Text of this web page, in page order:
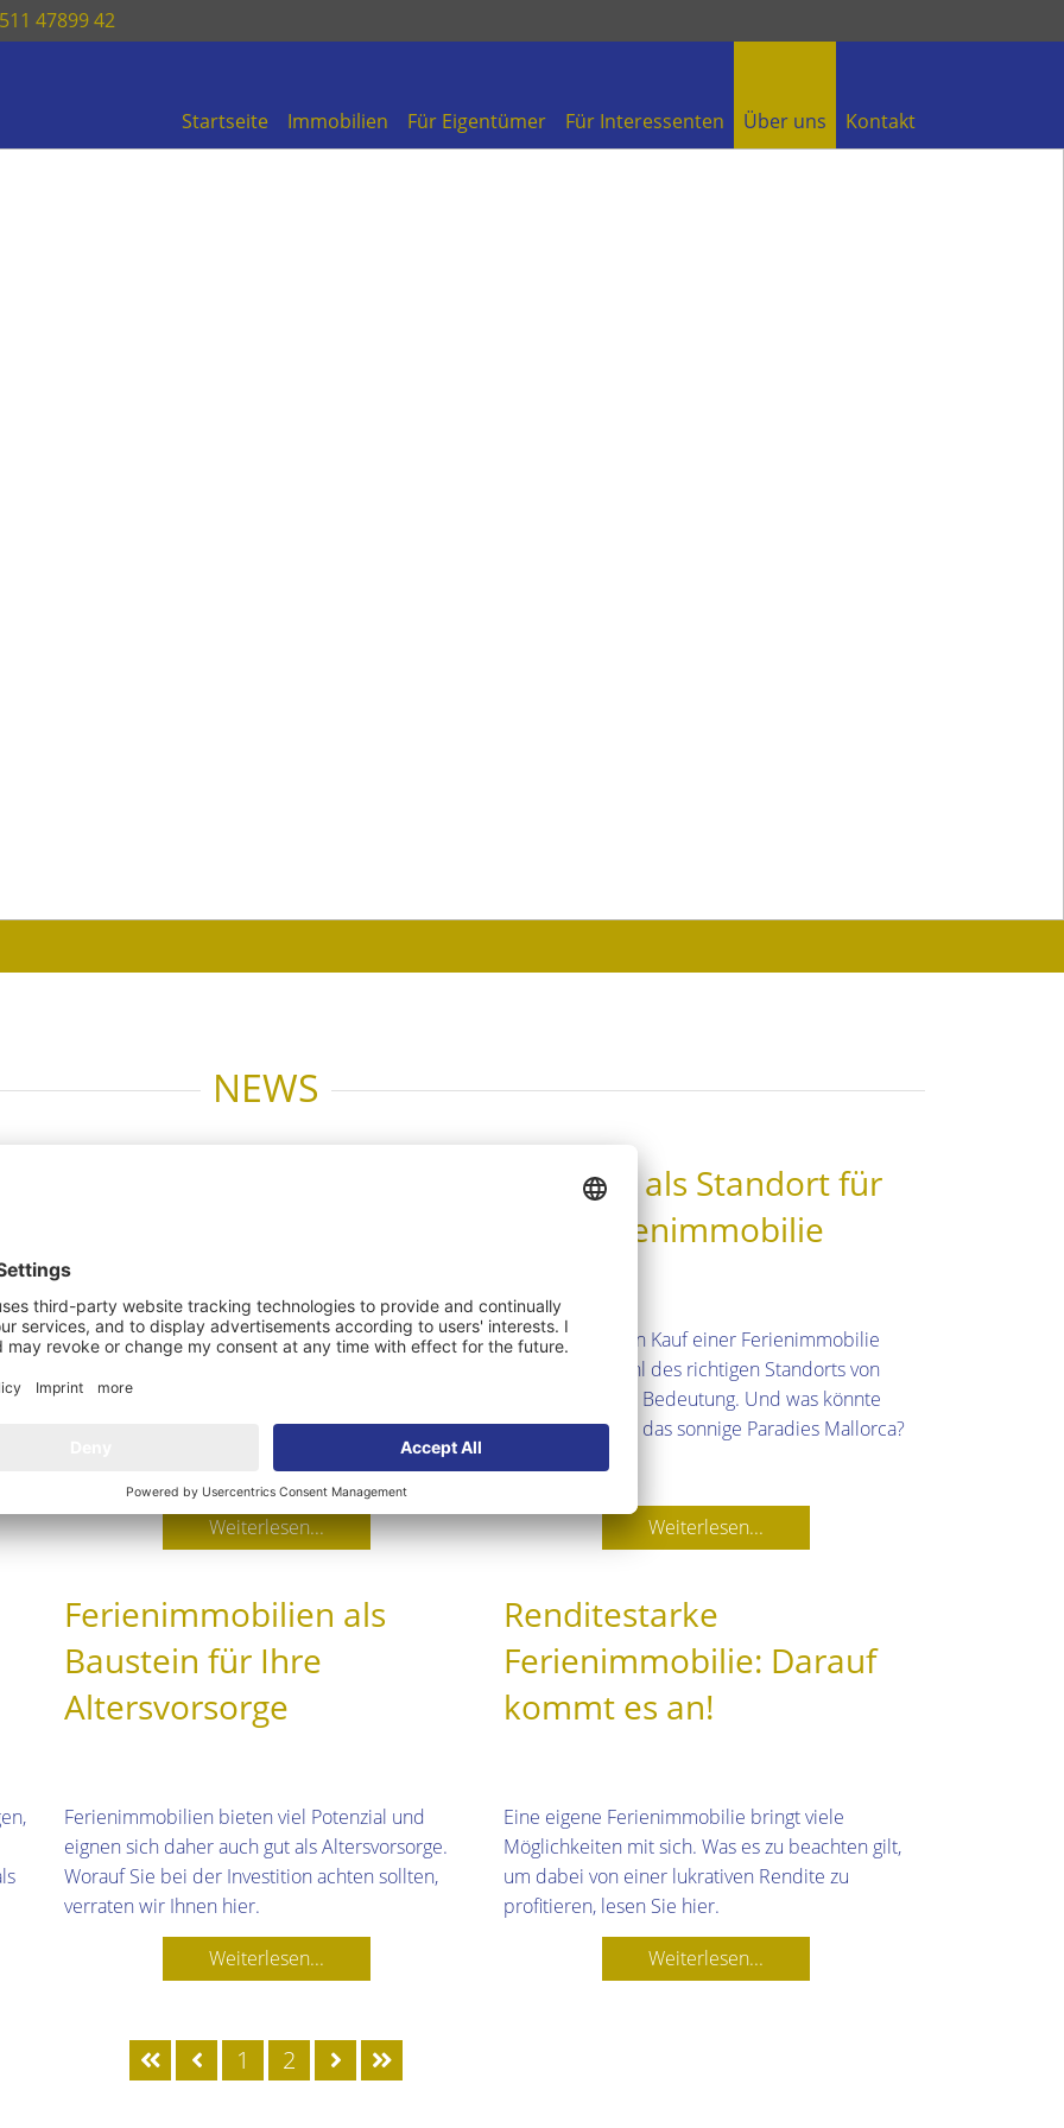
47899 42
Startseite Immobilien Für Eigentümer Für Interessenten Über uns Kontakt
NEWS
Viele Eigentümer fragen sich, ob sich der
Eigenregie ebenfalls zum Ziel gelangt. Wir
Weiterlesen...
Mallorca als Standort für
Ihre Ferienimmobilie
Wenn es um den Kauf einer Ferienimmobilie
geht, ist die Wahl des richtigen Standorts von
entscheidender Bedeutung. Und was könnte
schöner sein als das sonnige Paradies Mallorca?
Weiterlesen...
Ferienimmobilien als
Baustein für Ihre
Altersvorsorge
Ferienimmobilien bieten viel Potenzial und
eignen sich daher auch gut als Altersvorsorge.
Worauf Sie bei der Investition achten sollten,
verraten wir Ihnen hier.
Weiterlesen...
Renditestarke
Ferienimmobilie: Darauf
kommt es an!
Eine eigene Ferienimmobilie bringt viele
Möglichkeiten mit sich. Was es zu beachten gilt,
um dabei von einer lukrativen Rendite zu
profitieren, lesen Sie hier.
Weiterlesen...
1 2